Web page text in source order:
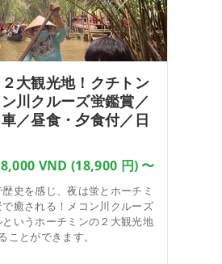
大観光地！クチトン
川クルーズ蛍鑑賞／
／昼食・夕食付／日
VND (18,900 円) 〜
史を感じ、夜は蛍とホーチミ
癒される！メコン川クルーズ
いうホーチミンの２大観光地
ことができます。